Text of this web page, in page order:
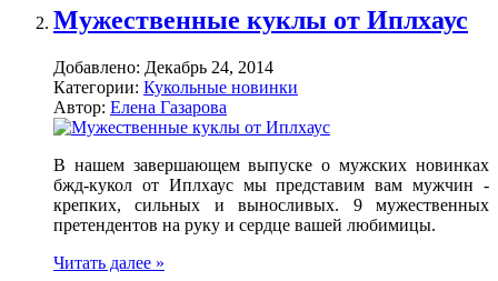
Мужественные куклы от Иплхаус
Добавлено: Декабрь 24, 2014
Категории: Кукольные новинки
Автор: Елена Газарова
В нашем завершающем выпуске о мужских новинках
бжд-кукол от Иплхаус мы представим вам мужчин -
крепких, сильных и выносливых. 9 мужественных
претендентов на руку и сердце вашей любимицы.
Читать далее »